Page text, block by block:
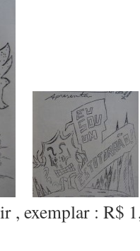
, exemplar : R$